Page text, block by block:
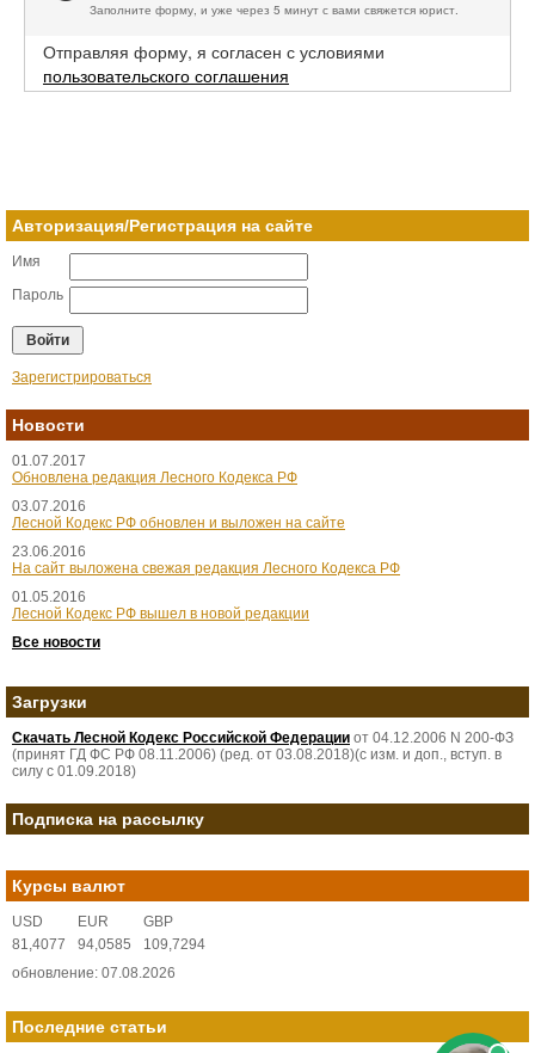
Заполните форму, и уже через 5 минут с вами свяжется юрист.
Отправляя форму, я согласен с условиями
пользовательского соглашения
Авторизация/Регистрация на сайте
Имя
Пароль
Зарегистрироваться
Новости
01.07.2017
Обновлена редакция Лесного Кодекса РФ
03.07.2016
Лесной Кодекс РФ обновлен и выложен на сайте
23.06.2016
На сайт выложена свежая редакция Лесного Кодекса РФ
01.05.2016
Лесной Кодекс РФ вышел в новой редакции
Все новости
Загрузки
Скачать Лесной Кодекс Российской Федерации от 04.12.2006 N 200-ФЗ
(принят ГД ФС РФ 08.11.2006) (ред. от 03.08.2018)(с изм. и доп., вступ. в
силу с 01.09.2018)
Подписка на рассылку
Курсы валют
USD EUR
GBP
81,4077
94,0585
109,7294
обновление: 07.08.2026
Последние статьи